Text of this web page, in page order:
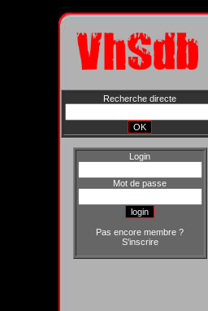
Recherche directe
Login
Mot de passe
Pas encore membre ?
S'inscrire